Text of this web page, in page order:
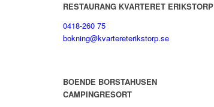
RESTAURANG KVARTERET ERIKSTORP
0418-260 75
bokning@kvartereterikstorp.se
BOENDE BORSTAHUSEN
CAMPINGRESORT